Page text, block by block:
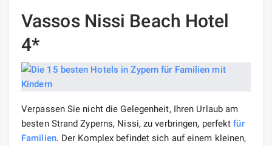
Vassos Nissi Beach Hotel
4*
Verpassen Sie nicht die Gelegenheit, Ihren Urlaub am
besten Strand Zyperns, Nissi, zu verbringen, perfektfür
Familien. Der Komplex befindet sich auf einem kleinen,